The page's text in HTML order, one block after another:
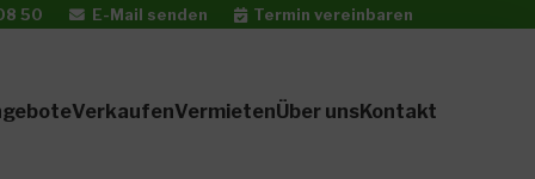
50 E-Mail senden Termin vereinbaren
VerkaufenVermietenÜber unsKontakt